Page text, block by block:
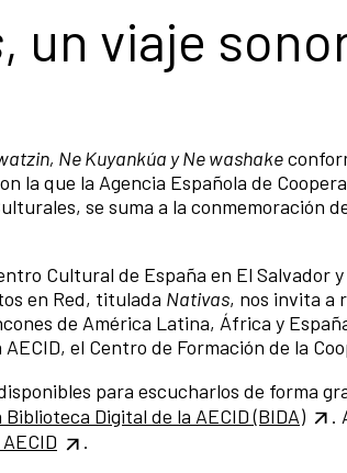
, un viaje
Ne Kuyankúa y Ne washake
la que la Agencia Española de
se suma a la conmemoración
Cultural de España en El Salvador
en Red, titulada Nativas, nos invita a
de América Latina, África y
el Centro de Formación de la
para escucharlos de forma
Biblioteca Digital de la AECID (BIDA)
.
.